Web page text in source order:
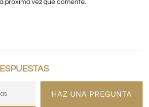
próxima vez que comente.
HAZ UNA PREGUNTA